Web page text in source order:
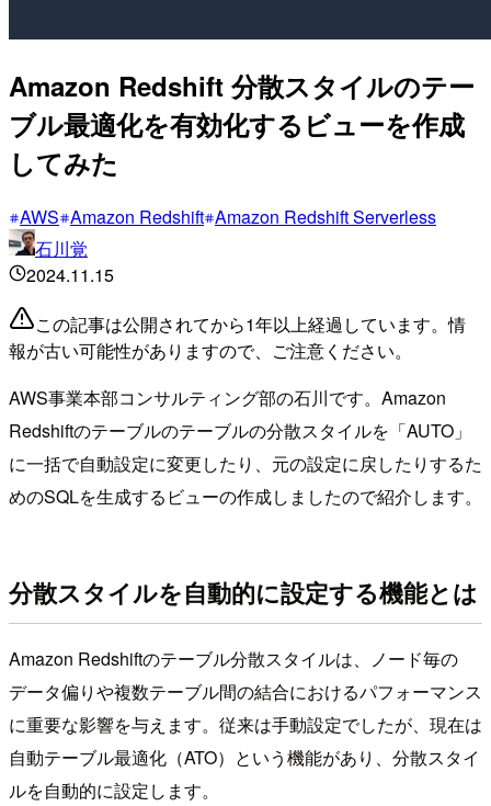
Amazon Redshift 分散スタイルのテー
ブル最適化を有効化するビューを作成
してみた
AWS Amazon Redshift Amazon Redshift Serverless
石川覚
2024.11.15
この記事は公開されてから1年以上経過しています。情
報が古い可能性がありますので、ご注意ください。
AWS事業本部コンサルティング部の石川です。Amazon
Redshiftのテーブルのテーブルの分散スタイルを「AUTO」
に一括で自動設定に変更したり、元の設定に戻したりするた
めのSQLを生成するビューの作成しましたので紹介します。
分散スタイルを自動的に設定する機能とは
Amazon Redshiftのテーブル分散スタイルは、ノード毎の
データ偏りや複数テーブル間の結合におけるパフォーマンス
に重要な影響を与えます。従来は手動設定でしたが、現在は
自動テーブル最適化（ATO）という機能があり、分散スタイ
ルを自動的に設定します。